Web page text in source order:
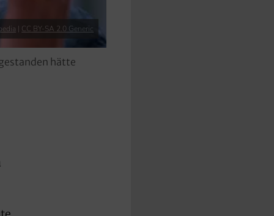
| CC BY-SA 2.0 Generic
hätte